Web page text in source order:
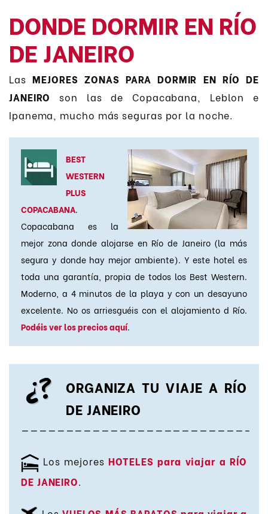
DONDE DORMIR EN RÍO
DE JANEIRO
LasMEJORES ZONAS PARA DORMIR EN RÍO DE
JANEIRO
son las de Copacabana, Leblon e
Ipanema, mucho más seguras por la noche.
BEST
WESTERN
PLUS
COPACABANA.
Copacabana es la
mejor zona donde alojarse en Río de Janeiro (la más
segura y donde hay mejor ambiente). Y este hotel es
toda una garantía, propia de todos los Best Western.
Moderno, a 4 minutos de la playa y con un desayuno
excelente. No os arriesguéis con el alojamiento d Río.
Podéis ver los precios aquí.
ORGANIZA TU VIAJE A RÍO
DE JANEIRO
—————————————————————————-
Los mejoresHOTELES para viajar a RÍO
DE JANEIRO.